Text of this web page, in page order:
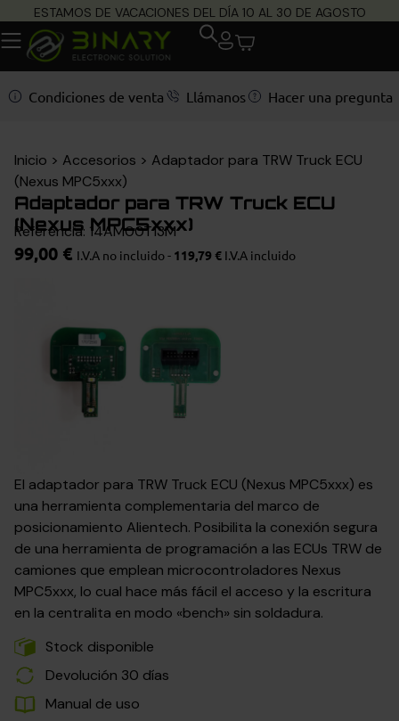
ESTAMOS DE VACACIONES DEL DÍA 10 AL 30 DE AGOSTO
Condiciones de venta Llámanos Hacer una pregunta
Inicio > Accesorios > Adaptador para TRW Truck ECU
(Nexus MPC5xxx)
Adaptador para TRW Truck ECU
(Nexus MPC5xxx)
Referencia: 14AM00T13M
99,00 € I.V.A no incluido - 119,79 € I.V.A incluido
El adaptador para TRW Truck ECU (Nexus MPC5xxx) es
una herramienta complementaria del marco de
posicionamiento Alientech. Posibilita la conexión segura
de una herramienta de programación a las ECUs TRW de
camiones que emplean microcontroladores Nexus
MPC5xxx, lo cual hace más fácil el acceso y la escritura
en la centralita en modo «bench» sin soldadura.
Stock disponible
Devolución 30 días
Manual de uso